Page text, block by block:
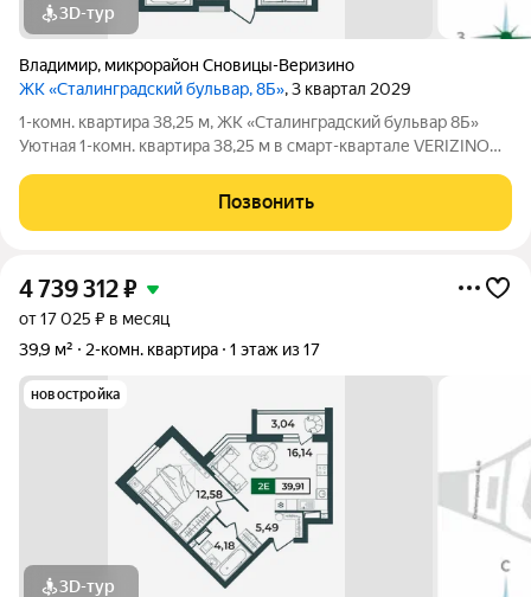
3D-тур
Владимир, микрорайон Сновицы-Веризино
ЖК «Сталинградский бульвар, 8Б», 3 квартал 2029
1-комн. квартира 38,25 м, ЖК «Сталинградский бульвар 8Б»
Уютная 1-комн. квартира 38,25 м в смарт-квартале VERIZINO
удобная планировка, современный дом и развитая
инфраструктура рядом. О
Позвонить
4 739 312₽
от 17 025 ₽ в месяц
39,9 м²
2-комн. квартира 1 этаж из 17
новостройка
3D-тур